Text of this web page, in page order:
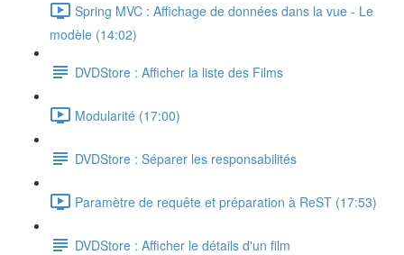
Spring MVC : Affichage de données dans la vue - Le
modèle (14:02)
DVDStore : Afficher la liste des Films
Modularité (17:00)
DVDStore : Séparer les responsabilités
Paramètre de requête et préparation à ReST (17:53)
DVDStore : Afficher le détails d'un film